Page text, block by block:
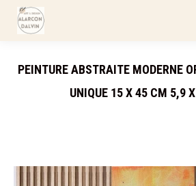
PEINTURE ABSTRAITE MODERNE
UNIQUE 15 X 45 CM 5,9